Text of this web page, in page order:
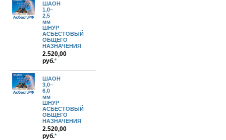
ШАОН
1,0–
2,5
мм
ШНУР
АСБЕСТОВЫЙ
ОБЩЕГО
НАЗНАЧЕНИЯ
2.520,00
руб.*
ШАОН
3,0–
6,0
мм
ШНУР
АСБЕСТОВЫЙ
ОБЩЕГО
НАЗНАЧЕНИЯ
2.520,00
руб.*